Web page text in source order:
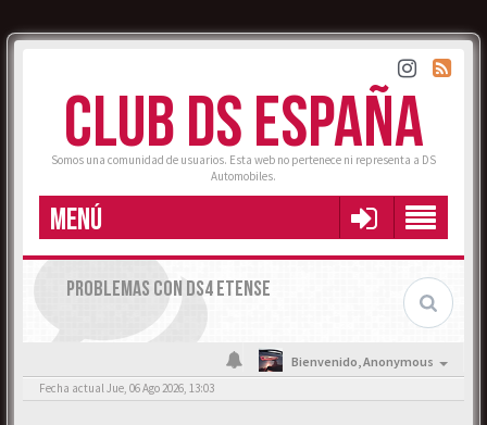
CLUB DS ESPAÑA
Somos una comunidad de usuarios. Esta web no pertenece ni representa a DS
Automobiles.
MENÚ
PROBLEMAS CON DS4 ETENSE
Bienvenido,Anonymous
Fecha actual Jue, 06 Ago 2026, 13:03